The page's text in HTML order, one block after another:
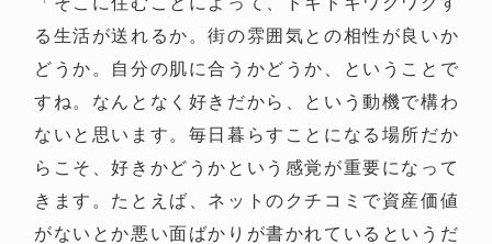
る生活が送れるか。街の雰囲気との相性が良いか
どうか。自分の肌に合うかどうか、ということで
すね。なんとなく好きだから、という動機で構わ
ないと思います。毎日暮らすことになる場所だか
らこそ、好きかどうかという感覚が重要になって
きます。たとえば、ネットのクチコミで資産価値
がないとか悪い面ばかりが書かれているというだ